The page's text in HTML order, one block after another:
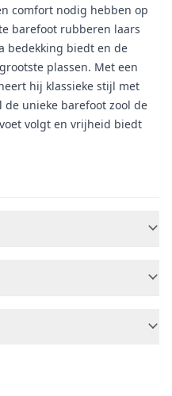
comfort nodig hebben op
barefoot rubberen laars
bedekking biedt en de
plassen. Met een
hij klassieke stijl met
unieke barefoot zool de
volgt en vrijheid biedt